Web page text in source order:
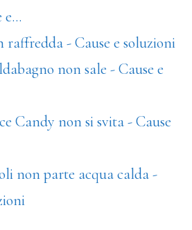
e…
raffredda - Cause e soluzioni
non sale - Cause e
Candy non si svita - Cause
non parte acqua calda -